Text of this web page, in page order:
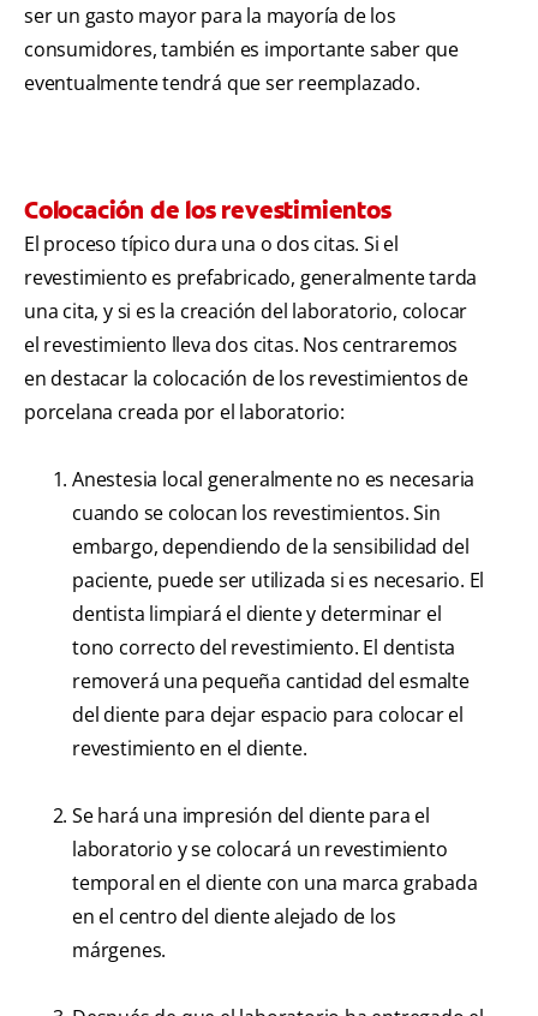
ser un gasto mayor para la mayoría de los
consumidores, también es importante saber que
eventualmente tendrá que ser reemplazado.
Colocación de los revestimientos
El proceso típico dura una o dos citas. Si el
revestimiento es prefabricado, generalmente tarda
una cita, y si es la creación del laboratorio, colocar
el revestimiento lleva dos citas. Nos centraremos
en destacar la colocación de los revestimientos de
porcelana creada por el laboratorio:
Anestesia local generalmente no es necesaria
cuando se colocan los revestimientos. Sin
embargo, dependiendo de la sensibilidad del
paciente, puede ser utilizada si es necesario. El
dentista limpiará el diente y determinar el
tono correcto del revestimiento. El dentista
removerá una pequeña cantidad del esmalte
del diente para dejar espacio para colocar el
revestimiento en el diente.
Se hará una impresión del diente para el
laboratorio y se colocará un revestimiento
temporal en el diente con una marca grabada
en el centro del diente alejado de los
márgenes.